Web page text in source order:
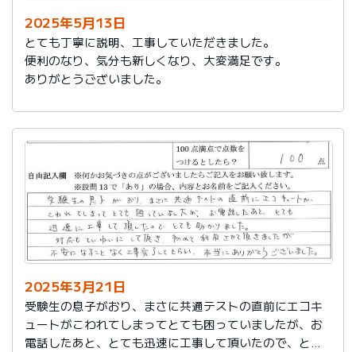
2025年5月13日
とても丁寧に説明、工事していただきました。
便利のなり、気分も新しくなり、大変満足です。
ありがとうございました。
2025年3月21日
受験生の息子がおり、まさに共通テストの直前にエコキ
ュートがこわれてしまってとても困っていましたが、お
電話したあと、とても迅速に工事して頂いたので、とて